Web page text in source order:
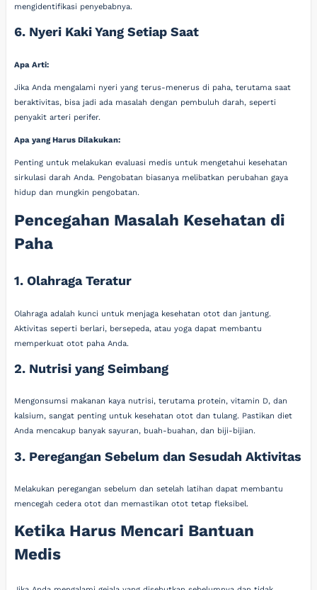
mengidentifikasi penyebabnya.
6. Nyeri Kaki Yang Setiap Saat
Apa Arti:
Jika Anda mengalami nyeri yang terus-menerus di paha, terutama saat
beraktivitas, bisa jadi ada masalah dengan pembuluh darah, seperti
penyakit arteri perifer.
Apa yang Harus Dilakukan:
Penting untuk melakukan evaluasi medis untuk mengetahui kesehatan
sirkulasi darah Anda. Pengobatan biasanya melibatkan perubahan gaya
hidup dan mungkin pengobatan.
Pencegahan Masalah Kesehatan di
Paha
1. Olahraga Teratur
Olahraga adalah kunci untuk menjaga kesehatan otot dan jantung.
Aktivitas seperti berlari, bersepeda, atau yoga dapat membantu
memperkuat otot paha Anda.
2. Nutrisi yang Seimbang
Mengonsumsi makanan kaya nutrisi, terutama protein, vitamin D, dan
kalsium, sangat penting untuk kesehatan otot dan tulang. Pastikan diet
Anda mencakup banyak sayuran, buah-buahan, dan biji-bijian.
3. Peregangan Sebelum dan Sesudah Aktivitas
Melakukan peregangan sebelum dan setelah latihan dapat membantu
mencegah cedera otot dan memastikan otot tetap fleksibel.
Ketika Harus Mencari Bantuan
Medis